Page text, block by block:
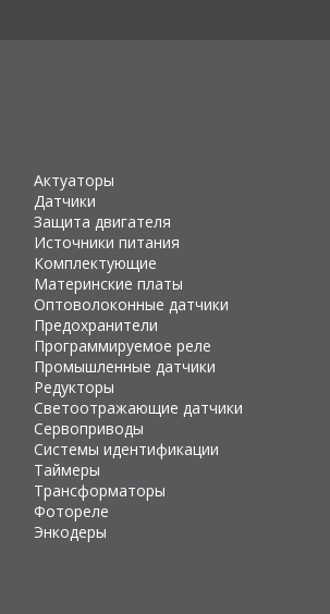
Актуаторы
Датчики
Защита двигателя
Источники питания
Комплектующие
Материнские платы
Оптоволоконные датчики
Предохранители
Программируемое реле
Промышленные датчики
Редукторы
Светоотражающие датчики
Сервоприводы
Системы идентификации
Таймеры
Трансформаторы
Фотореле
Энкодеры